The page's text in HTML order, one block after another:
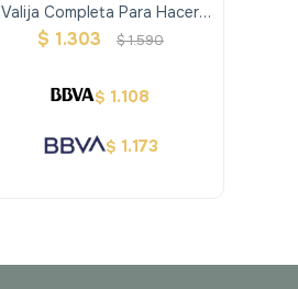
Valija Completa Para Hacer
Pulseras
$ 1.303 $1.590
$ 1.108
$ 1.173